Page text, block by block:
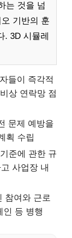
는 것을 넘
기반의 훈
. 3D 시뮬레
들이 즉각적
상 연락망 점
문제 예방을
획 수립
준에 관한 규
사업장 내
참여와 근로
인 등 병행